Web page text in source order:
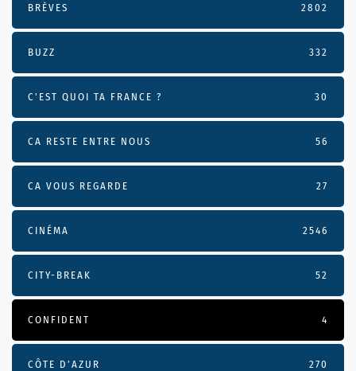
BRÈVES 2802
BUZZ 332
C'EST QUOI TA FRANCE ? 30
CA RESTE ENTRE NOUS 56
CA VOUS REGARDE 27
CINÉMA 2546
CITY-BREAK 52
CONFIDENT 4
CÔTE D’AZUR 270